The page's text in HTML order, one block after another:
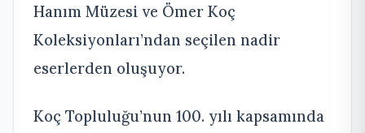
Hanım Müzesi ve Ömer Koç
Koleksiyonları’ndan seçilen nadir
eserlerden oluşuyor.
Koç Topluluğu’nun 100. yılı kapsamında